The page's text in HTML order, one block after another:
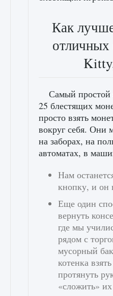
Как
Самый простой
25 блестящих
просто взять
вокруг себя. Они
на заборах, на
автоматах, в
Нам
кнопку, и он
Еще один
вернуть
где мы
рядом с
мусорный
котенка
протянуть
«сложить»